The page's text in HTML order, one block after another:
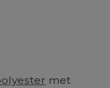
met